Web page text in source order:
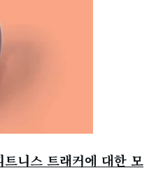
니스 트래커에 대한 모